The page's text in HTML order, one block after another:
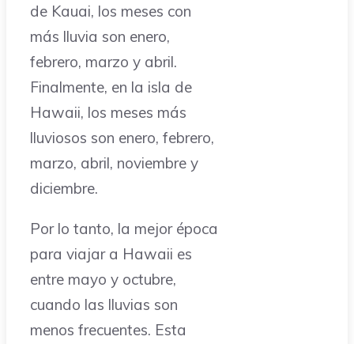
de Kauai, los meses con
más lluvia son enero,
febrero, marzo y abril.
Finalmente, en la isla de
Hawaii, los meses más
lluviosos son enero, febrero,
marzo, abril, noviembre y
diciembre.
Por lo tanto, la mejor época
para viajar a Hawaii es
entre mayo y octubre,
cuando las lluvias son
menos frecuentes. Esta